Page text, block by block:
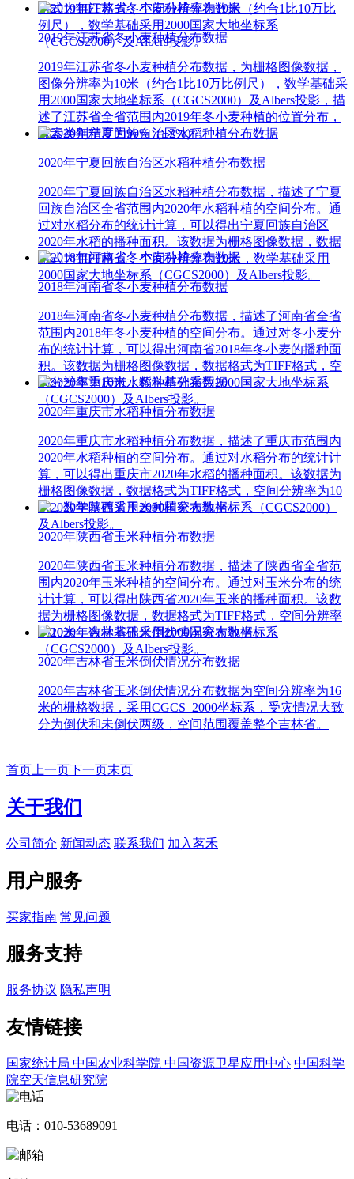
格式为TIFF格式，空间分辨率为10米（约合1比10万比
例尺），数学基础采用2000国家大地坐标系
（CGCS2000）及Albers投影。
2019年江苏省冬小麦种植分布数据
2019年江苏省冬小麦种植分布数据，为栅格图像数据，
图像分辨率为10米（约合1比10万比例尺），数学基础采
用2000国家大地坐标系（CGCS2000）及Albers投影，描
述了江苏省全省范围内2019年冬小麦种植的位置分布，
像素类别精度为90%（±2%）。
2020年宁夏回族自治区水稻种植分布数据
2020年宁夏回族自治区水稻种植分布数据，描述了宁夏
回族自治区全省范围内2020年水稻种植的空间分布。通
过对水稻分布的统计计算，可以得出宁夏回族自治区
2020年水稻的播种面积。该数据为栅格图像数据，数据
格式为TIFF格式，空间分辨率为10米，数学基础采用
2000国家大地坐标系（CGCS2000）及Albers投影。
2018年河南省冬小麦种植分布数据
2018年河南省冬小麦种植分布数据，描述了河南省全省
范围内2018年冬小麦种植的空间分布。通过对冬小麦分
布的统计计算，可以得出河南省2018年冬小麦的播种面
积。该数据为栅格图像数据，数据格式为TIFF格式，空
间分辨率为10米，数学基础采用2000国家大地坐标系
（CGCS2000）及Albers投影。
2020年重庆市水稻种植分布数据
2020年重庆市水稻种植分布数据，描述了重庆市范围内
2020年水稻种植的空间分布。通过对水稻分布的统计计
算，可以得出重庆市2020年水稻的播种面积。该数据为
栅格图像数据，数据格式为TIFF格式，空间分辨率为10
米，数学基础采用2000国家大地坐标系（CGCS2000）
及Albers投影。
2020年陕西省玉米种植分布数据
2020年陕西省玉米种植分布数据，描述了陕西省全省范
围内2020年玉米种植的空间分布。通过对玉米分布的统
计计算，可以得出陕西省2020年玉米的播种面积。该数
据为栅格图像数据，数据格式为TIFF格式，空间分辨率
为10米，数学基础采用2000国家大地坐标系
（CGCS2000）及Albers投影。
2020年吉林省玉米倒伏情况分布数据
2020年吉林省玉米倒伏情况分布数据为空间分辨率为16
米的栅格数据，采用CGCS_2000坐标系，受灾情况大致
分为倒伏和未倒伏两级，空间范围覆盖整个吉林省。
首页 上一页下一页末页
关于我们
公司简介 新闻动态 联系我们 加入茗禾
用户服务
买家指南 常见问题
服务支持
服务协议 隐私声明
友情链接
国家统计局 中国农业科学院 中国资源卫星应用中心 中国科学
院空天信息研究院
电话：010-53689091